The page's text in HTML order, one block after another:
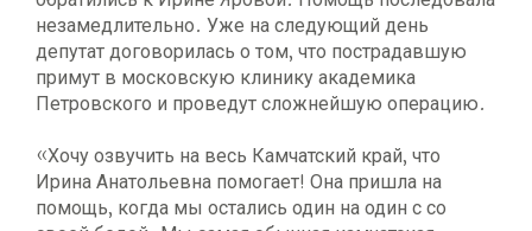
незамедлительно. Уже на следующий день
депутат договорилась о том, что пострадавшую
примут в московскую клинику академика
Петровского и проведут сложнейшую операцию.
«Хочу озвучить на весь Камчатский край, что
Ирина Анатольевна помогает! Она пришла на
помощь, когда мы остались один на один с со